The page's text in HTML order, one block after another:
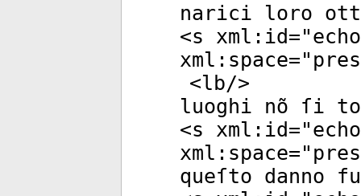
narici loro
<s xml:id="
xml:space="
<lb/>
luoghi nõ ſi
<s xml:id="
xml:space="
queſto danno